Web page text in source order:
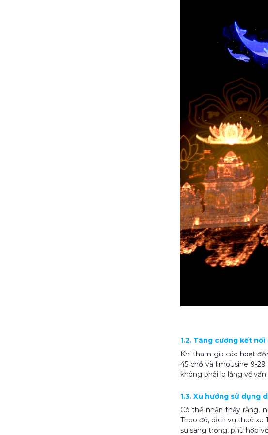
1.2. Tăng cường kết
Khi tham gia các hoạt
45 chỗ và limousine 9-
không phải lo lắng về
1.3. Xu hướng sử dụng
Có thể nhận thấy rằng,
Theo đó, dịch vụ thuê xe
sự sang trọng, phù hợp